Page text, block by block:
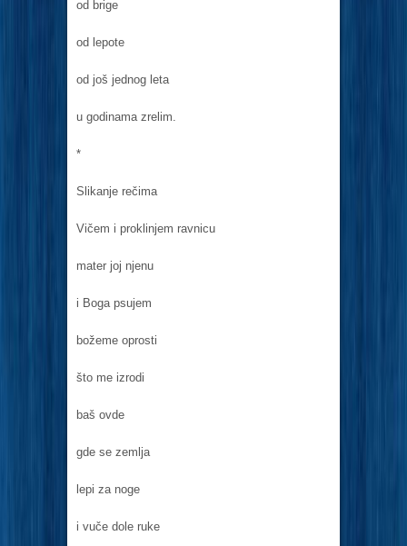
od brige
od lepote
od još jednog leta
u godinama zrelim.
*
Slikanje rečima
Vičem i proklinjem ravnicu
mater joj njenu
i Boga psujem
božeme oprosti
što me izrodi
baš ovde
gde se zemlja
lepi za noge
i vuče dole ruke